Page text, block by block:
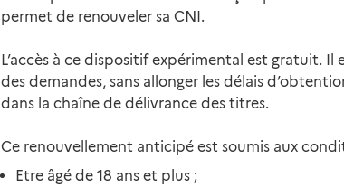
permet de renouveler sa CNI.
L’accès à ce dispositif expérimental est gratuit.
des demandes, sans allonger les délais
dans la chaîne de délivrance des titres.
Ce renouvellement anticipé est soumis aux
Etre âgé de 18 ans et plus ;